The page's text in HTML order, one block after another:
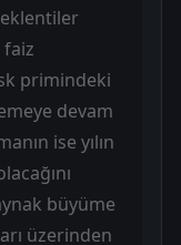
faiz
primindeki
devam
ise yılın
büyüme
üzerinden